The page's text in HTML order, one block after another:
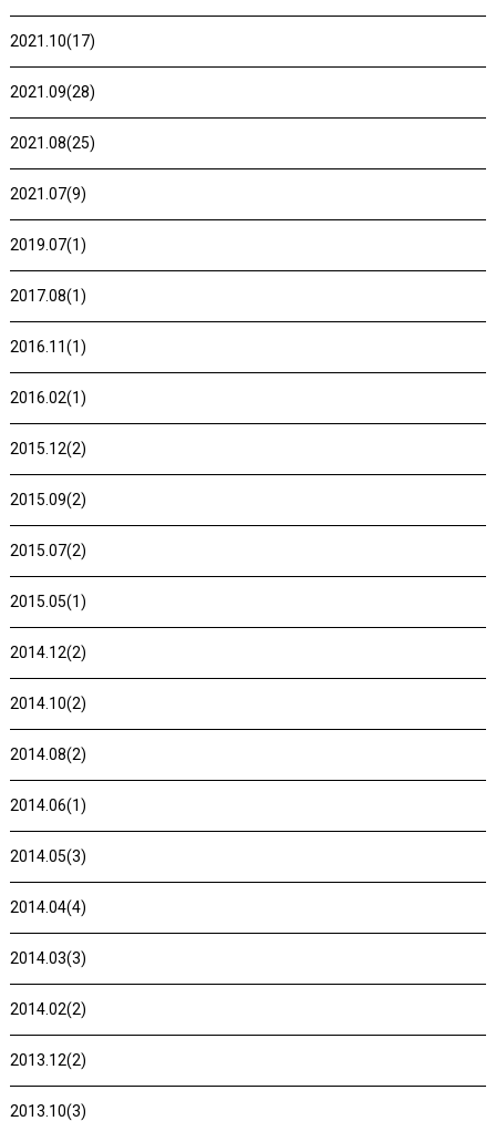
2021.10(17)
2021.09(28)
2021.08(25)
2021.07(9)
2019.07(1)
2017.08(1)
2016.11(1)
2016.02(1)
2015.12(2)
2015.09(2)
2015.07(2)
2015.05(1)
2014.12(2)
2014.10(2)
2014.08(2)
2014.06(1)
2014.05(3)
2014.04(4)
2014.03(3)
2014.02(2)
2013.12(2)
2013.10(3)